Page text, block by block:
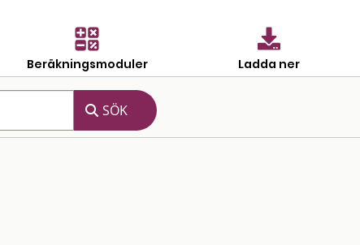
Beräkningsmoduler Ladda ner